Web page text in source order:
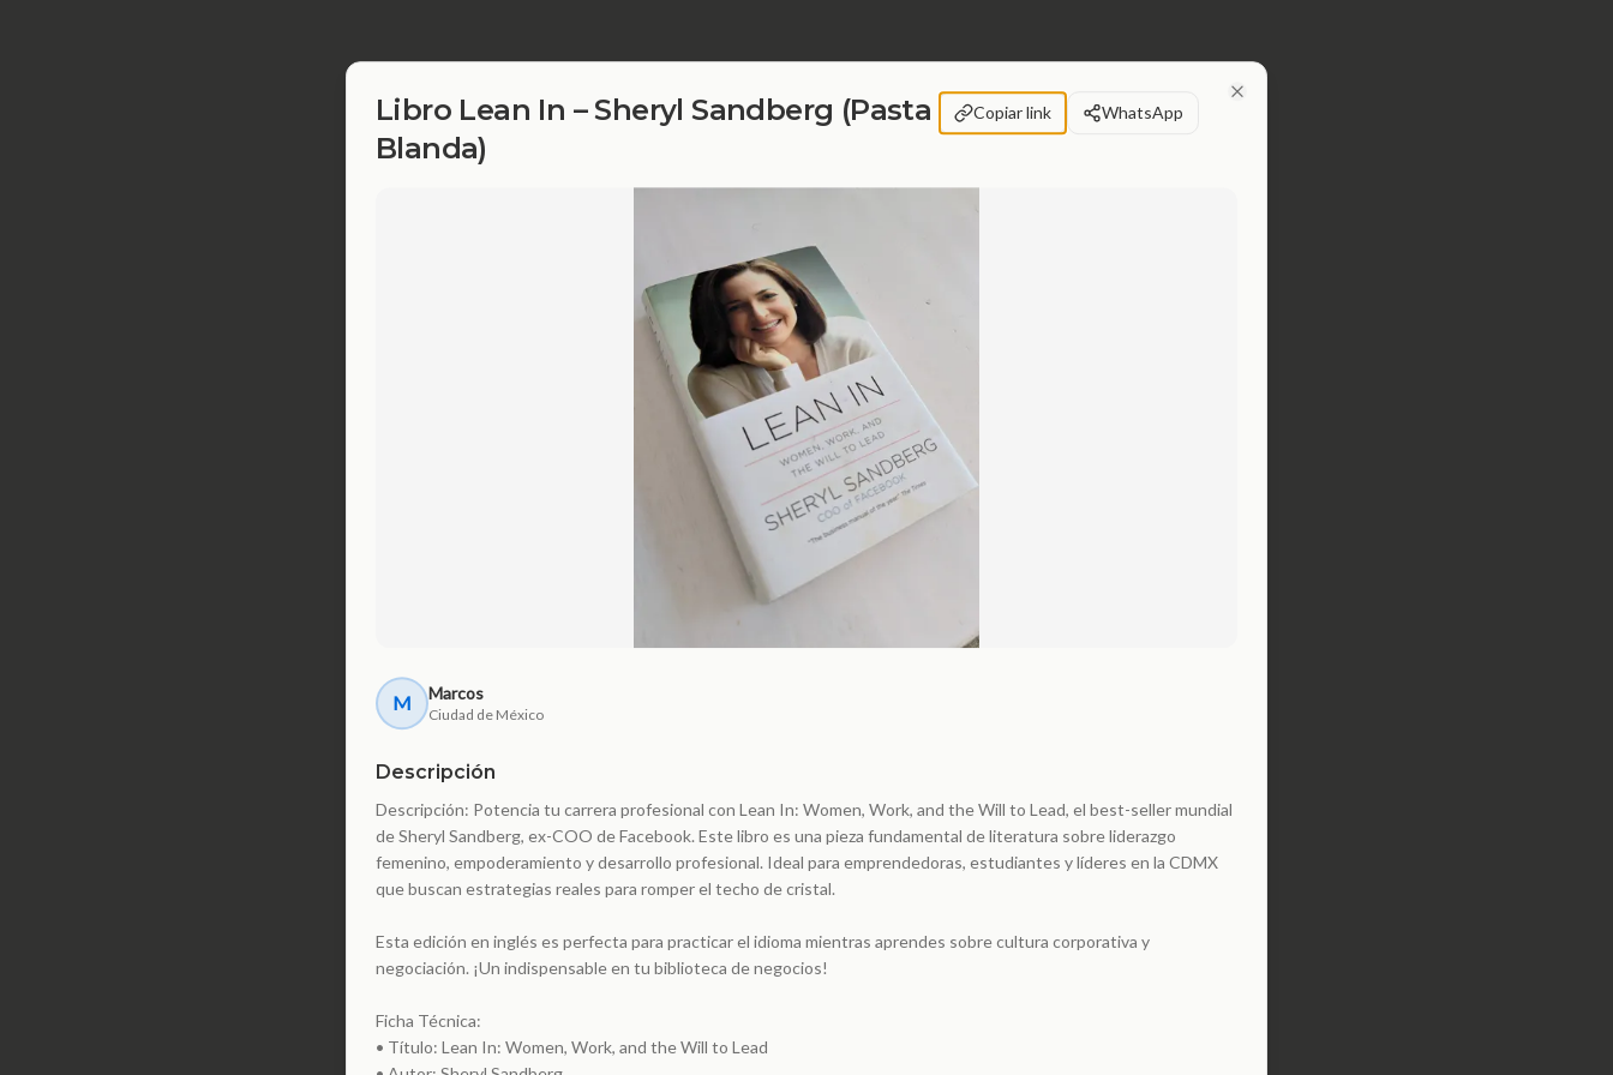
Libro Lean In – Sheryl Sandberg (Pasta
Blanda)
Copiar link WhatsApp
M Marcos
Ciudad de México
Descripción
Descripción: Potencia tu carrera profesional con Lean In: Women, Work, and the Will to Lead, el best-seller mundial
de Sheryl Sandberg, ex-COO de Facebook. Este libro es una pieza fundamental de literatura sobre liderazgo
femenino, empoderamiento y desarrollo profesional. Ideal para emprendedoras, estudiantes y líderes en la CDMX
que buscan estrategias reales para romper el techo de cristal.
Esta edición en inglés es perfecta para practicar el idioma mientras aprendes sobre cultura corporativa y
negociación. ¡Un indispensable en tu biblioteca de negocios!
Ficha Técnica:
• Título: Lean In: Women, Work, and the Will to Lead